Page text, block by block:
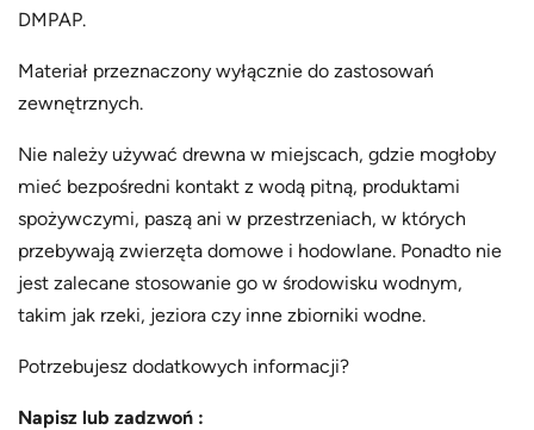
DMPAP.
Materiał przeznaczony wyłącznie do zastosowań
zewnętrznych.
Nie należy używać drewna w miejscach, gdzie mogłoby
mieć bezpośredni kontakt z wodą pitną, produktami
spożywczymi, paszą ani w przestrzeniach, w których
przebywają zwierzęta domowe i hodowlane. Ponadto nie
jest zalecane stosowanie go w środowisku wodnym,
takim jak rzeki, jeziora czy inne zbiorniki wodne.
Potrzebujesz dodatkowych informacji?
Napisz lub zadzwoń :